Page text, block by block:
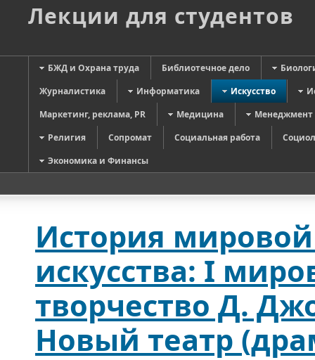
Лекции для студентов
БЖД и Охрана труда Библиотечное дело
Журналистика
Информатика Искусство
Маркетинг, реклама, PR
Медицина
Менеджмент
Религия
Сопромат Социальная работа
Экономика и Финансы
История
искусства: I
творчество Д.
Новый театр